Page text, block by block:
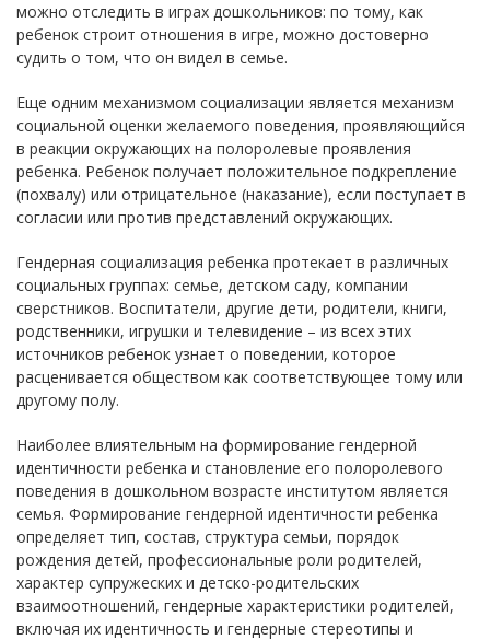
можно отследить в играх дошкольников: по тому, как
ребенок строит отношения в игре, можно достоверно
судить о том, что он видел в семье.
Еще одним механизмом социализации является механизм
социальной оценки желаемого поведения, проявляющийся
в реакции окружающих на полоролевые проявления
ребенка. Ребенок получает положительное подкрепление
(похвалу) или отрицательное (наказание), если поступает в
согласии или против представлений окружающих.
Гендерная социализация ребенка протекает в различных
социальных группах: семье, детском саду, компании
сверстников. Воспитатели, другие дети, родители, книги,
родственники, игрушки и телевидение – из всех этих
источников ребенок узнает о поведении, которое
расценивается обществом как соответствующее тому или
другому полу.
Наиболее влиятельным на формирование гендерной
идентичности ребенка и становление его полоролевого
поведения в дошкольном возрасте институтом является
семья. Формирование гендерной идентичности ребенка
определяет тип, состав, структура семьи, порядок
рождения детей, профессиональные роли родителей,
характер супружеских и детско-родительских
взаимоотношений, гендерные характеристики родителей,
включая их идентичность и гендерные стереотипы и